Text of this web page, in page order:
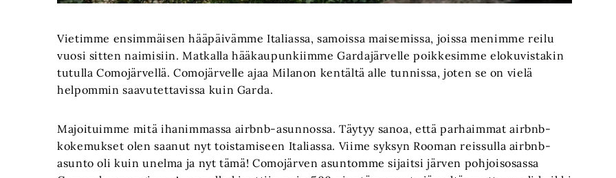
Vietimme ensimmäisen hääpäivämme Italiassa, samoissa maisemissa, joissa menimme reilu
vuosi sitten naimisiin. Matkalla hääkaupunkiimme Gardajärvelle poikkesimme elokuvistakin
tutulla Comojärvellä. Comojärvelle ajaa Milanon kentältä alle tunnissa, joten se on vielä
helpommin saavutettavissa kuin Garda.
Majoituimme mitä ihanimmassa airbnb-asunnossa. Täytyy sanoa, että parhaimmat airbnb-
kokemukset olen saanut nyt toistamiseen Italiassa. Viime syksyn Rooman reissulla airbnb-
asunto oli kuin unelma ja nyt tämä! Comojärven asuntomme sijaitsi järven pohjoisosassa